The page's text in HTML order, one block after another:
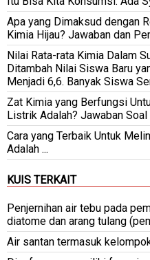
Apa yang Dimaksud dengan
Kimia Hijau? Jawaban dan
Nilai Rata-rata Kimia Dalam
Ditambah Nilai Siswa Baru
Menjadi 6,6. Banyak Siswa
Zat Kimia yang Berfungsi
Listrik Adalah? Jawaban Soal
Cara yang Terbaik Untuk
Adalah ...
KUIS TERKAIT
Penjernihan air tebu pada
diatome dan arang tulang
Air santan termasuk